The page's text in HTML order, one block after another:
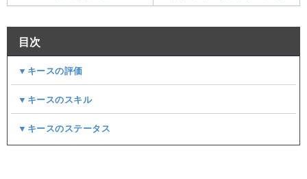
目次
▼キースの評価
▼キースのスキル
▼キースのステータス